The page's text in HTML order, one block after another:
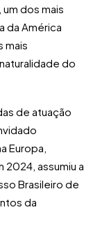
dos mais
da América
mais
do
de atuação
Europa,
2024, assumiu a
Brasileiro de
da